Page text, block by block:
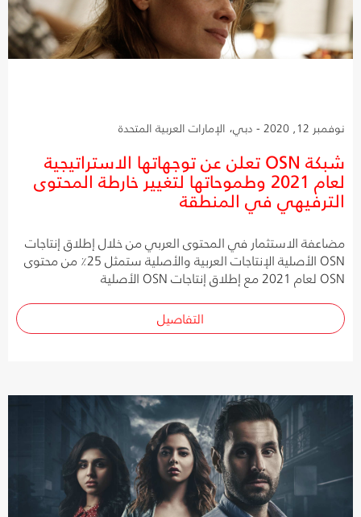
نوفمبر 12, 2020 - دبي، الإمارات العربية المتحدة
شبكة OSN تعلن عن توجهاتها الاستراتيجية
لعام 2021 وطموحاتها لتغيير خارطة المحتوى
الترفيهي في المنطقة
مضاعفة الاستثمار في المحتوى العربي من خلال إطلاق إنتاجات
OSN الأصلية الإنتاجات العربية والأصلية ستمثل 25٪ من محتوى
OSN لعام 2021 مع إطلاق إنتاجات OSN الأصلية
التفاصيل